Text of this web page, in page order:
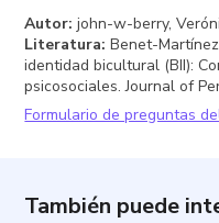
Autor: john-w-berry,
Literatura: Benet-
identidad bicultural (BII):
psicosociales. Journal of
Formulario de preguntas
También puede